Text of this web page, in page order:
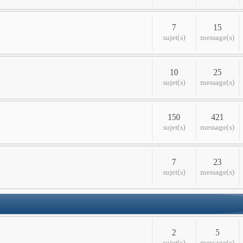
7
sujet(s)
15
message(s)
10
sujet(s)
25
message(s)
150
sujet(s)
421
message(s)
7
sujet(s)
23
message(s)
2 5